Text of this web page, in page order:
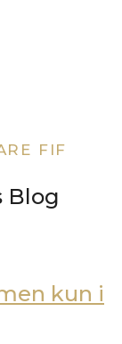
FIF
Blog
kun i